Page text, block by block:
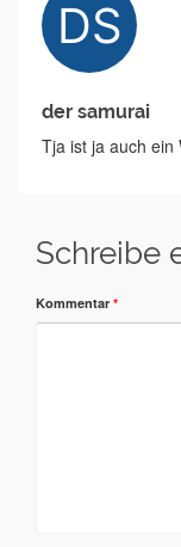
der samurai
Tja ist ja auch ein
Schreibe
Kommentar *